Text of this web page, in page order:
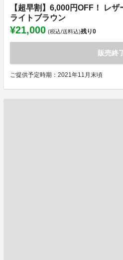
【超早割】6,000円OFF！ レ
ライトブラウン
¥21,000 (税込/送料込)残り0
販売終
ご提供予定時期：2021年11月末頃